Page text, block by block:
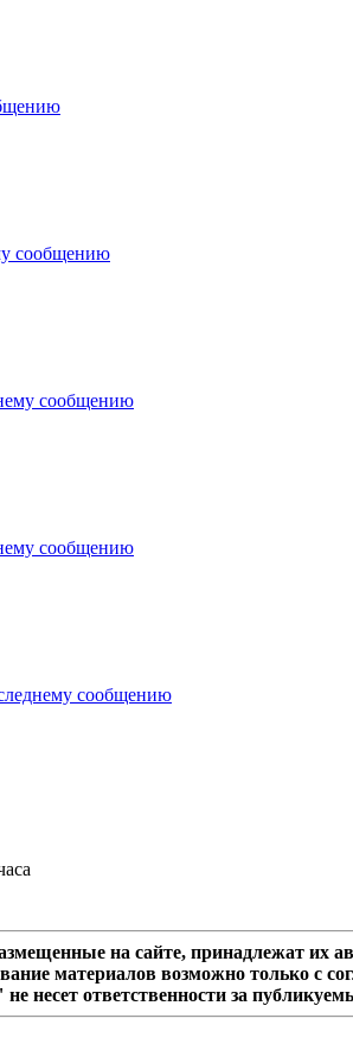
на сайте, принадлежат их
материалов возможно только с
несет ответственности за